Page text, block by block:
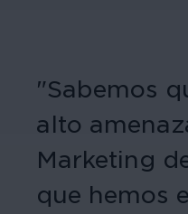
"Sabemos
alto
Marketing
que hemos